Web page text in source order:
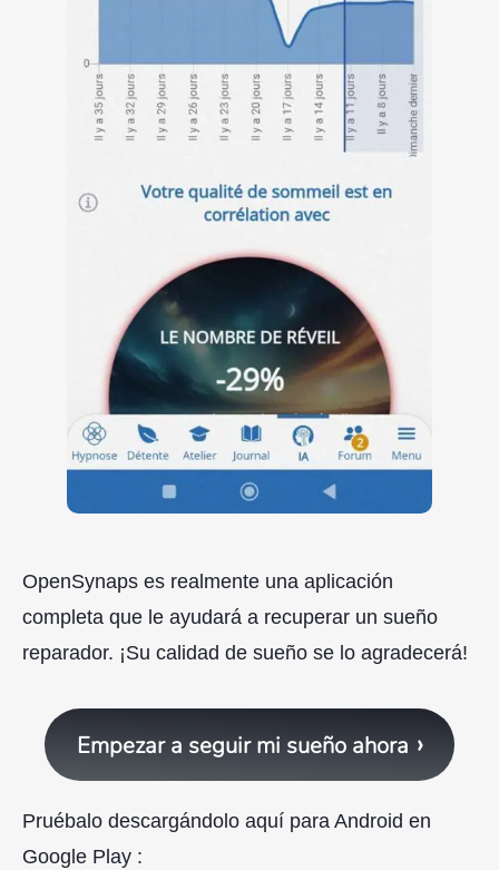
OpenSynaps es realmente una aplicación
completa que le ayudará a recuperar un sueño
reparador. ¡Su calidad de sueño se lo agradecerá!
Empezar a seguir mi sueño ahora
Pruébalo descargándolo aquí para Android en
Google Play :